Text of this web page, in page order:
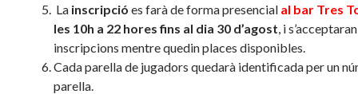
La inscripció es farà de forma presencialal bar Tres
les 10h a 22 hores fins al dia 30 d’agost , i s’acceptaran
inscripcions mentre quedin places disponibles.
Cada parella de jugadors quedarà identificada per un
parella.